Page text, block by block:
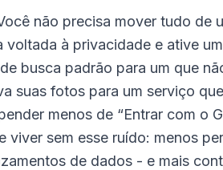
não precisa mover tudo de
voltada à privacidade e ative um
busca padrão para um que
suas fotos para um serviço
menos de “Entrar com o
viver sem esse ruído: menos
de dados - e mais